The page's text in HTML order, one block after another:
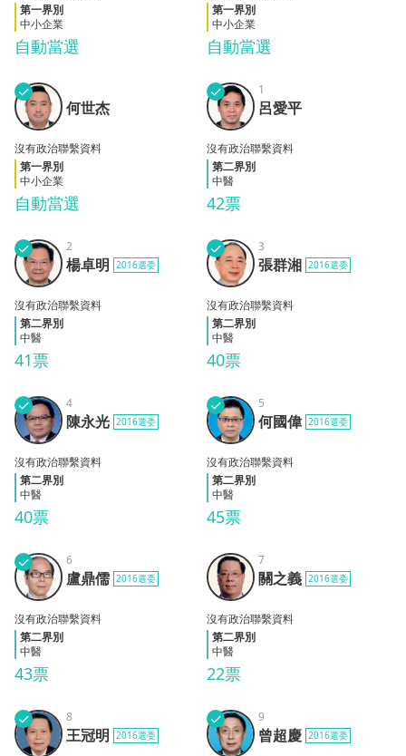
自動當選
第一界別
中小企業
自動當選
第一界別
中小企業
何世
杰
✓
自動當選
何世杰
沒有政治聯繫資料
第一界別
中小企業
呂愛
平
✓
42票
1
呂愛平
沒有政治聯繫資料
第二界別
中醫
楊卓
明
✓
41票
2
楊卓明 2016選委
沒有政治聯繫資料
第二界別
中醫
張群
湘
✓
40票
3
張群湘 2016選委
沒有政治聯繫資料
第二界別
中醫
陳永
光
✓
40票
4
陳永光 2016選委
沒有政治聯繫資料
第二界別
中醫
何國
偉
✓
45票
5
何國偉 2016選委
沒有政治聯繫資料
第二界別
中醫
盧鼎
儒
✓
43票
6
盧鼎儒 2016選委
沒有政治聯繫資料
第二界別
中醫
關之
義
22票
7
關之義 2016選委
沒有政治聯繫資料
第二界別
中醫
王冠
明
✓ 8
王冠明 2016選委
曾超
慶
✓ 9
曾超慶 2016選委